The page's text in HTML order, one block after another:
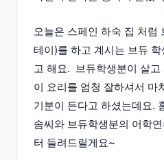
오늘은 스페인 하숙 집 처럼
테이)를 하고 계시는 브듀
고 해요. 브듀학생분이 살고
이 요리를 엄청 잘하셔서 마
기분이 든다고 하셨는데요.
솜씨와 브듀학생분의 어학
터 들려드릴게요~